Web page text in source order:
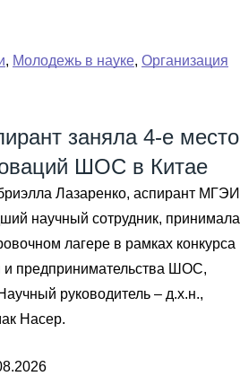
, Молодежь в науке, Организация
заняла 4-е место
ШОС в Китае
Лазаренко, аспирант МГЭИ
научный сотрудник, принимала
лагере в рамках конкурса
предпринимательства ШОС,
руководитель – д.х.н.,
Насер.